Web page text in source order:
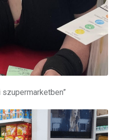
szupermarketben”